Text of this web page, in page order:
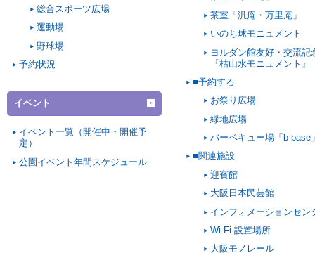
総合スポーツ広場
運動場
野球場
予約状況
イベント
イベント一覧（開催中・開催予
定）
公園イベント年間スケジュール
茶室「汎庵・万里庵」
いのち球モニュメント
ヨルダン館友好・交流記
『枯山水モニュメント』
■予約する
お祭り広場
緑地広場
バーベキュー場「b-base
■関連施設
迎賓館
大阪日本民芸館
インフォメーションセン
Wi-Fi 設置場所
大阪モノレール